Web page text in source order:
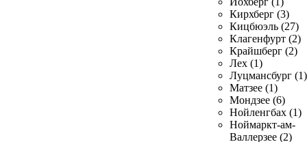
Кирхберг (3)
Кицбюэль (27)
Клагенфурт (2)
Крайшберг (2)
Лех (1)
Луцмансбург (1)
Матзее (1)
Мондзее (6)
Нойленгбах (1)
Ноймаркт-ам-
Валлерзее (2)